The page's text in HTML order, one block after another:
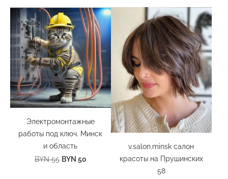
Электромонтажные
работы под ключ. Минск
и область
BYN 55 BYN 50
v.salon.minsk салон
красоты на Прушинских
58